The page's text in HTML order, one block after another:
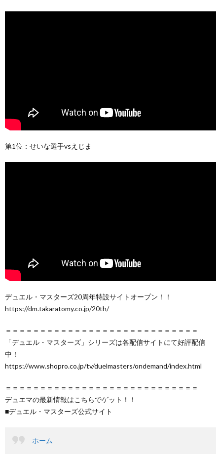
第1位：せいな選手vsえじま
デュエル・マスターズ20周年特設サイトオープン！！
https://dm.takaratomy.co.jp/20th/
＝＝＝＝＝＝＝＝＝＝＝＝＝＝＝＝＝＝＝＝＝＝＝＝＝＝＝＝
「デュエル・マスターズ」シリーズは各配信サイトにて好評配信
中！
https://www.shopro.co.jp/tv/duelmasters/ondemand/index.html
＝＝＝＝＝＝＝＝＝＝＝＝＝＝＝＝＝＝＝＝＝＝＝＝＝＝＝＝
デュエマの最新情報はこちらでゲット！！
■デュエル・マスターズ公式サイト
ホーム